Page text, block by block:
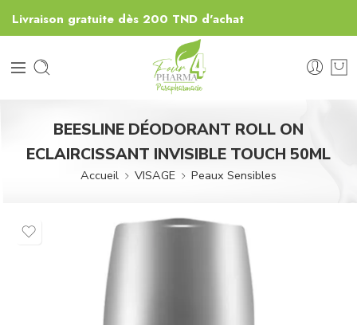
Livraison gratuite dès 200 TND d'achat
BEESLINE DÉODORANT ROLL ON
ECLAIRCISSANT INVISIBLE TOUCH 50ML
Accueil VISAGE Peaux Sensibles